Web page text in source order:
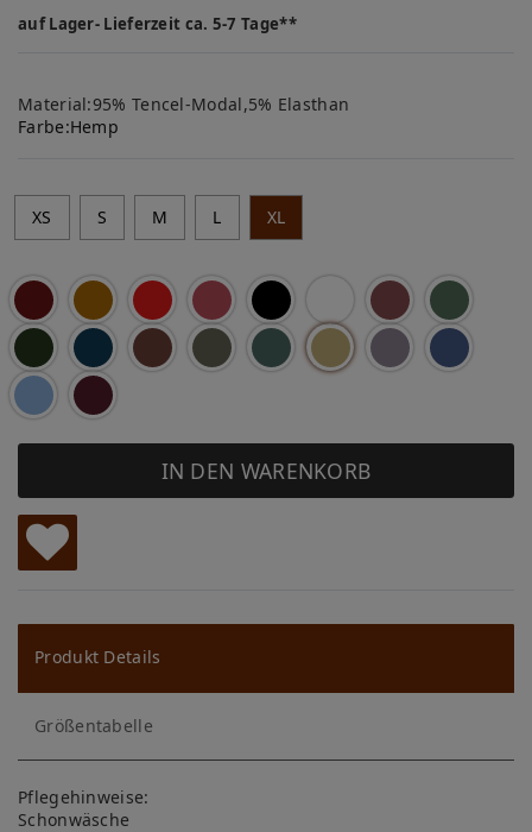
auf Lager- Lieferzeit ca. 5-7 Tage**
Material:95% Tencel-Modal,5% Elasthan
Farbe:Hemp
XS S M L XL
IN DEN WARENKORB
W
u
ns
ch
lis
te
Produkt Details
Größentabelle
Pflegehinweise:
Schonwäsche